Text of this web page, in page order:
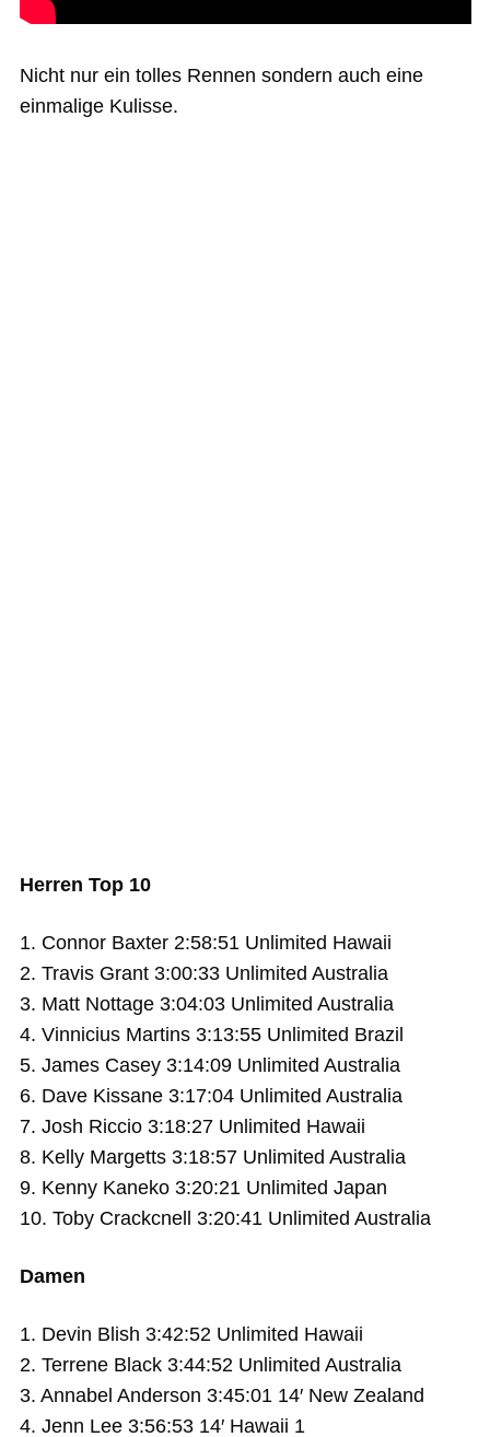
Nicht nur ein tolles Rennen sondern auch eine
einmalige Kulisse.
Herren Top 10
1. Connor Baxter 2:58:51 Unlimited Hawaii
2. Travis Grant 3:00:33 Unlimited Australia
3. Matt Nottage 3:04:03 Unlimited Australia
4. Vinnicius Martins 3:13:55 Unlimited Brazil
5. James Casey 3:14:09 Unlimited Australia
6. Dave Kissane 3:17:04 Unlimited Australia
7. Josh Riccio 3:18:27 Unlimited Hawaii
8. Kelly Margetts 3:18:57 Unlimited Australia
9. Kenny Kaneko 3:20:21 Unlimited Japan
10. Toby Crackcnell 3:20:41 Unlimited Australia
Damen
1. Devin Blish 3:42:52 Unlimited Hawaii
2. Terrene Black 3:44:52 Unlimited Australia
3. Annabel Anderson 3:45:01 14′ New Zealand
4. Jenn Lee 3:56:53 14′ Hawaii 1